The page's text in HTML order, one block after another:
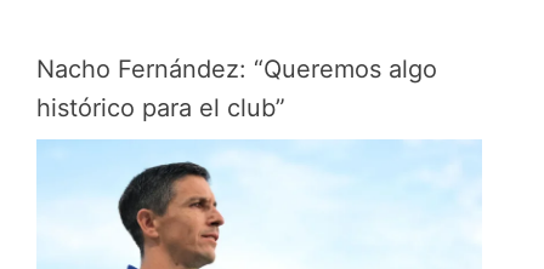
Nacho Fernández: “Queremos algo
histórico para el club”